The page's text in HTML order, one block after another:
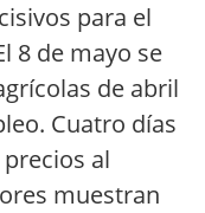
para el
8 de mayo se
de abril
Cuatro días
al
muestran